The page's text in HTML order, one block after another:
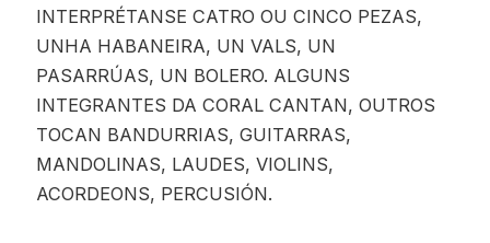
INTERPRÉTANSE CATRO OU CINCO PEZAS,
UNHA HABANEIRA, UN VALS, UN
PASARRÚAS, UN BOLERO. ALGUNS
INTEGRANTES DA CORAL CANTAN, OUTROS
TOCAN BANDURRIAS, GUITARRAS,
MANDOLINAS, LAUDES, VIOLINS,
ACORDEONS, PERCUSIÓN.